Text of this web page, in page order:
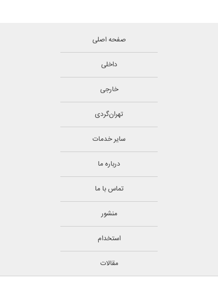
صفحه اصلی
داخلی
خارجی
تهران‌گردی
سایر خدمات
درباره ما
تماس با ما
منشور
استخدام
مقالات